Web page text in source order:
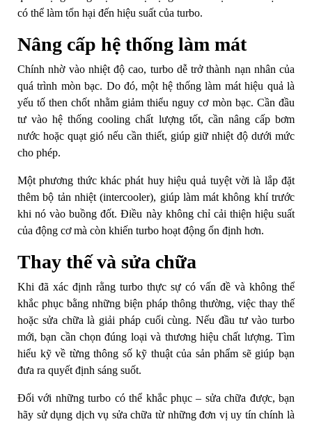
có thể làm tổn hại đến hiệu suất của turbo.
Nâng cấp hệ thống làm mát
Chính nhờ vào nhiệt độ cao, turbo dễ trở thành nạn nhân của
quá trình mòn bạc. Do đó, một hệ thống làm mát hiệu quả là
yếu tố then chốt nhằm giảm thiểu nguy cơ mòn bạc. Cần đầu
tư vào hệ thống cooling chất lượng tốt, cần nâng cấp bơm
nước hoặc quạt gió nếu cần thiết, giúp giữ nhiệt độ dưới mức
cho phép.
Một phương thức khác phát huy hiệu quả tuyệt vời là lắp đặt
thêm bộ tản nhiệt (intercooler), giúp làm mát không khí trước
khi nó vào buồng đốt. Điều này không chỉ cải thiện hiệu suất
của động cơ mà còn khiến turbo hoạt động ổn định hơn.
Thay thế và sửa chữa
Khi đã xác định rằng turbo thực sự có vấn đề và không thể
khắc phục bằng những biện pháp thông thường, việc thay thế
hoặc sửa chữa là giải pháp cuối cùng. Nếu đầu tư vào turbo
mới, bạn cần chọn đúng loại và thương hiệu chất lượng. Tìm
hiểu kỹ về từng thông số kỹ thuật của sản phẩm sẽ giúp bạn
đưa ra quyết định sáng suốt.
Đối với những turbo có thể khắc phục – sửa chữa được, bạn
hãy sử dụng dịch vụ sửa chữa từ những đơn vị uy tín chính là